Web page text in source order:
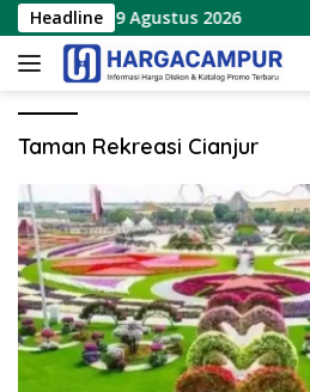
Langsung
ke
konten
Headline8 – 9 Agustus 2026
Taman Rekreasi Cianjur